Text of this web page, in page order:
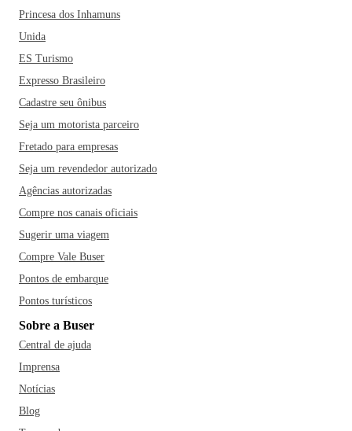
Princesa dos Inhamuns
Unida
ES Turismo
Expresso Brasileiro
Cadastre seu ônibus
Seja um motorista parceiro
Fretado para empresas
Seja um revendedor autorizado
Agências autorizadas
Compre nos canais oficiais
Sugerir uma viagem
Compre Vale Buser
Pontos de embarque
Pontos turísticos
Sobre a Buser
Central de ajuda
Imprensa
Notícias
Blog